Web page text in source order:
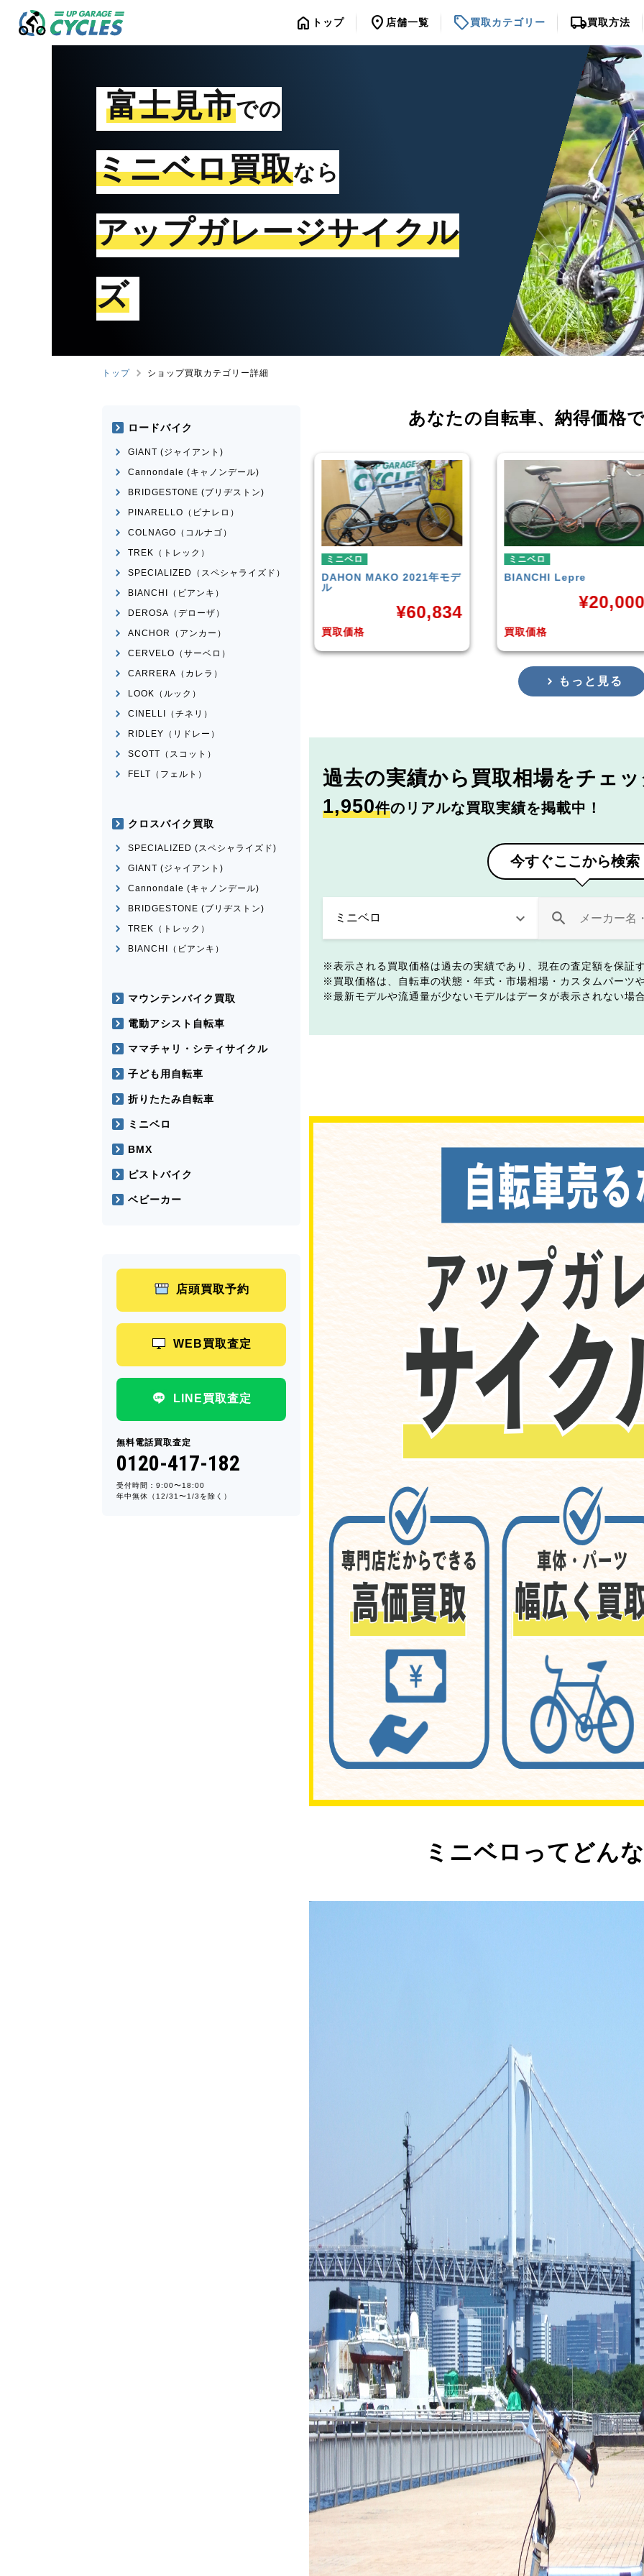
home トップ location_on 店舗一覧 sell買取カテゴリー local_shipping買取方法
富士見市での
ミニベロ買取なら
アップガレージサイクル
ズ
トップ ショップ買取カテゴリー詳細
あなたの自転車、 納得価格
ミニベロ
DAHONMAKO 2021年モデ
ル
買取価格
¥
ミニベロ
BIANCHILepre
買取価格
¥20,000
ミニベロ
ternSURGE 2021年モデル
買取価格
¥
もっと見る
過去の実績から 買取相場をチェ
1,950件のリアルな買取実績を掲載中！
今すぐここから検索
表示される買取価格は過去の実績であり、現在の査定額を保証
買取価格は、自転車の状態・年式・市場相場・カスタムパーツ
最新モデルや流通量が少ないモデルはデータが表示されない場
ミニベロってどん
ロードバイク
GIANT (ジャイアント)
Cannondale (キャノンデール)
BRIDGESTONE (ブリヂストン)
PINARELLO（ピナレロ）
COLNAGO（コルナゴ）
TREK（トレック）
SPECIALIZED（スペシャライズド）
BIANCHI（ビアンキ）
DEROSA（デローザ）
ANCHOR（アンカー）
CERVELO（サーベロ）
CARRERA（カレラ）
LOOK（ルック）
CINELLI（チネリ）
RIDLEY（リドレー）
SCOTT（スコット）
FELT（フェルト）
クロスバイク買取
SPECIALIZED (スペシャライズド)
GIANT (ジャイアント)
Cannondale (キャノンデール)
BRIDGESTONE (ブリヂストン)
TREK（トレック）
BIANCHI（ビアンキ）
マウンテンバイク買取
電動アシスト自転車
ママチャリ・シティサイクル
子ども用自転車
折りたたみ自転車
ミニベロ
BMX
ピストバイク
ベビーカー
店頭買取予約
WEB買取査定
LINE買取査定
無料電話買取査定
0120-417-182
受付時間：9:00〜18:00
年中無休（12/31〜1/3を除く）